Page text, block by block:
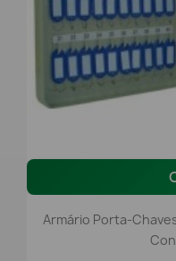
Armário Porta-